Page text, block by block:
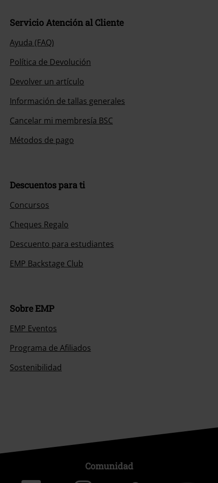
Servicio Atención al Cliente
Ayuda (FAQ)
Política de Devolución
Devolver un artículo
Información de tallas generales
Cancelar mi membresía BSC
Métodos de pago
Descuentos para ti
Concursos
Cheques Regalo
Descuento para estudiantes
EMP Backstage Club
Sobre EMP
EMP Eventos
Programa de Afiliados
Sostenibilidad
Comunidad